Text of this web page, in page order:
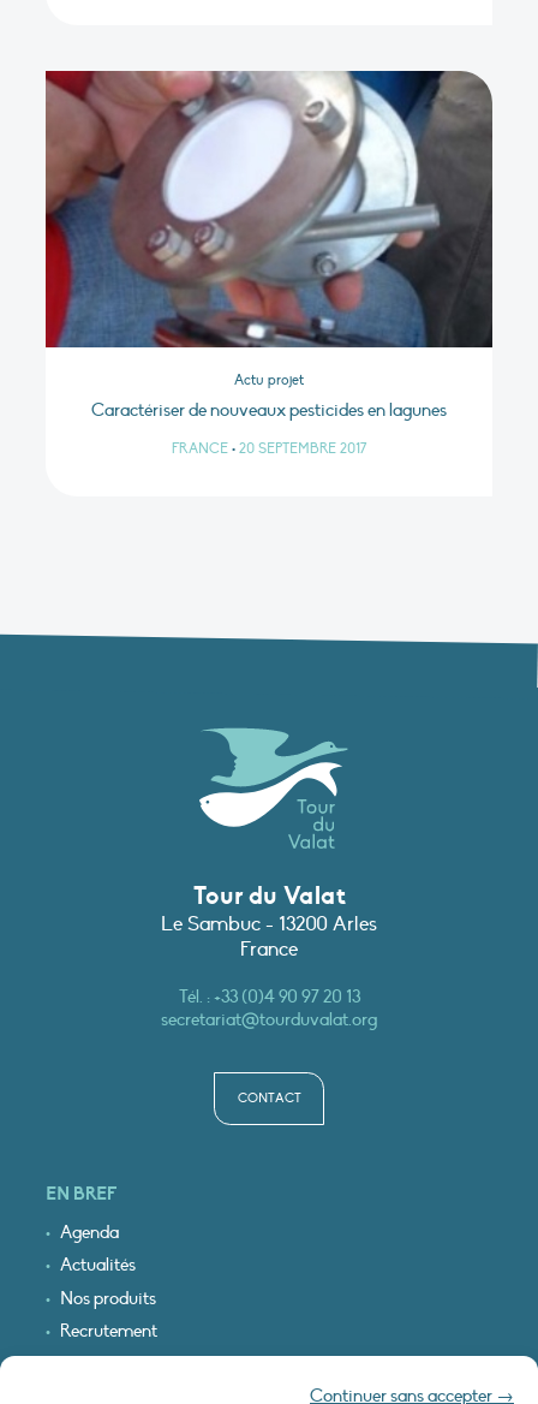
Continuer sans accepter →
Actu projet
Caractériser de nouveaux pesticides en lagunes
FRANCE • 20 SEPTEMBRE 2017
Tour du Valat
Le Sambuc - 13200 Arles
France
Tél. :+33 (0)4 90 97 20 13
secretariat@tourduvalat.org
CONTACT
EN BREF
Agenda
Actualités
Nos produits
Recrutement